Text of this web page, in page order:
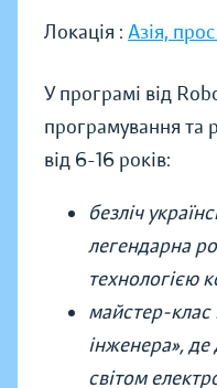
Локація : Азія,
У програмі від
програмування та
від 6-16 років:
безліч
легендарна
технологією
майстер-клас
інженера», де
світом